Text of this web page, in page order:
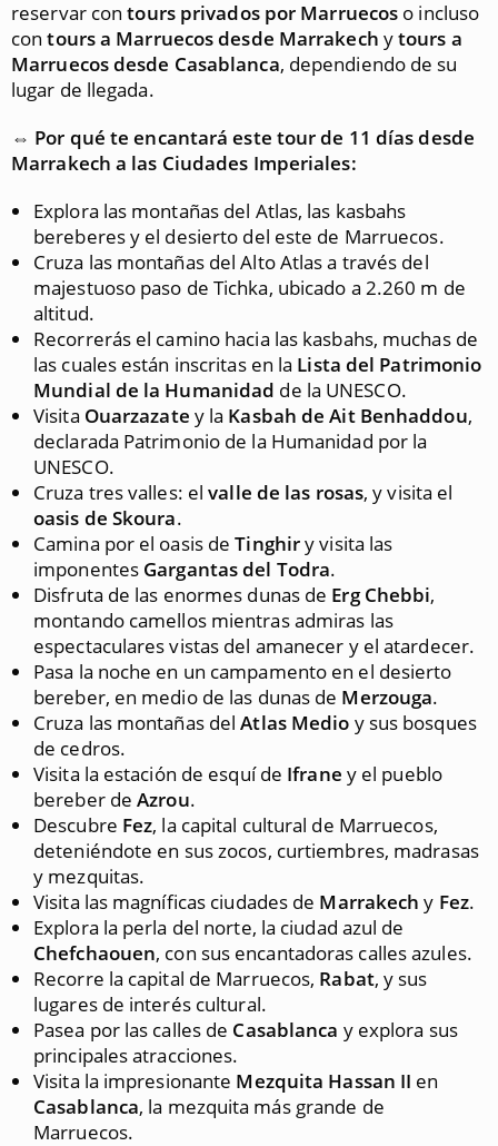
reservar contours privados por Marruecos o incluso
contours a Marruecos desde Marrakech ytours a
Marruecos desde Casablanca, dependiendo de su
lugar de llegada.
⇔ Por qué te encantará este tour de 11 días desde
Marrakech a las Ciudades Imperiales:
Explora las montañas del Atlas, las kasbahs
bereberes y el desierto del este de Marruecos.
Cruza las montañas del Alto Atlas a través del
majestuoso paso de Tichka, ubicado a 2.260 m de
altitud.
Recorrerás el camino hacia las kasbahs, muchas de
las cuales están inscritas en la Lista del Patrimonio
Mundial de la Humanidad de la UNESCO.
Visita Ouarzazate y la Kasbah de Ait Benhaddou,
declarada Patrimonio de la Humanidad por la
UNESCO.
Cruza tres valles: elvalle de las rosas, y visita el
oasis de Skoura.
Camina por el oasis deTinghiry visita las
imponentes Gargantas del Todra.
Disfruta de las enormes dunas de Erg Chebbi,
montando camellos mientras admiras las
espectaculares vistas del amanecer y el atardecer.
Pasa la noche en un campamento en el desierto
bereber, en medio de las dunas de Merzouga.
Cruza las montañas delAtlas Medio y sus bosques
de cedros.
Visita la estación de esquí de Ifrane y el pueblo
bereber deAzrou.
Descubre Fez, la capital cultural de Marruecos,
deteniéndote en sus zocos, curtiembres, madrasas
y mezquitas.
Visita las magníficas ciudades de Marrakech y Fez.
Explora la perla del norte, la ciudad azul de
Chefchaouen, con sus encantadoras calles azules.
Recorre la capital de Marruecos, Rabat, y sus
lugares de interés cultural.
Pasea por las calles de Casablanca y explora sus
principales atracciones.
Visita la impresionante Mezquita Hassan II en
Casablanca, la mezquita más grande de
Marruecos.